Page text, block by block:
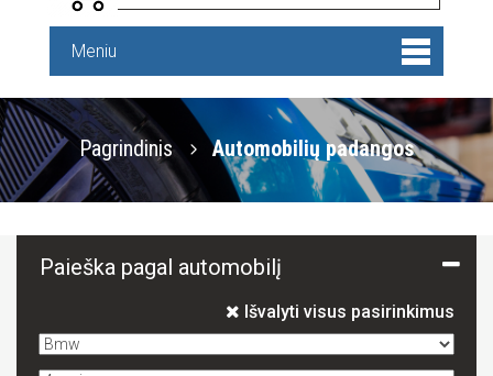
Meniu
Pagrindinis Automobilių padangos
Paieška pagal automobilį
Išvalyti visus pasirinkimus